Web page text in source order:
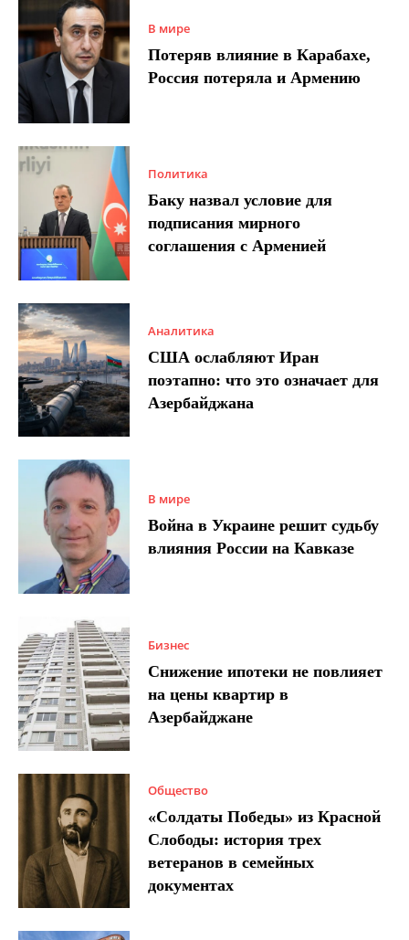
В мире
Потеряв влияние в Карабахе,
Россия потеряла и Армению
Политика
Баку назвал условие для
подписания мирного
соглашения с Арменией
Аналитика
США ослабляют Иран
поэтапно: что это означает для
Азербайджана
В мире
Война в Украине решит судьбу
влияния России на Кавказе
Бизнес
Снижение ипотеки не повлияет
на цены квартир в
Азербайджане
Общество
«Солдаты Победы» из Красной
Слободы: история трех
ветеранов в семейных
документах